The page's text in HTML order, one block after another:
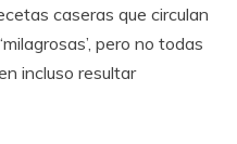
caseras que circulan
pero no todas
incluso resultar